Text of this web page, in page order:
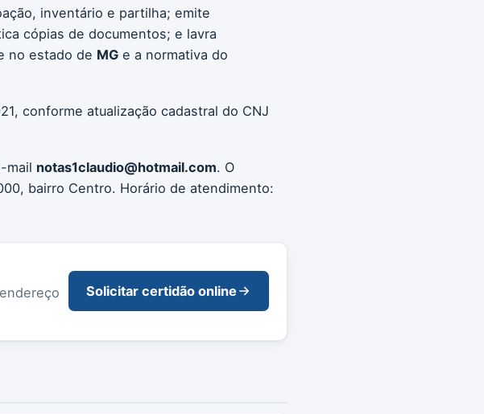
inventário e partilha; emite
cópias de documentos; e lavra
no estado de MG e a normativa do
conforme atualização cadastral do CNJ
mail notas1claudio@hotmail.com. O
bairro Centro. Horário de atendimento:
Solicitar certidão online